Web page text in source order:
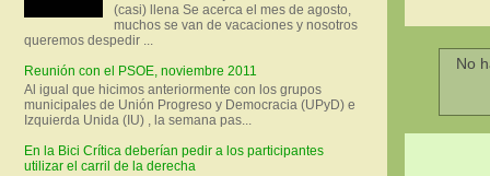
No
(casi) llena Se acerca el mes de agosto,
muchos se van de vacaciones y nosotros
queremos despedir ...
Reunión con el PSOE, noviembre 2011
Al igual que hicimos anteriormente con los grupos
municipales de Unión Progreso y Democracia (UPyD) e
Izquierda Unida (IU) , la semana pas...
En la Bici Crítica deberían pedir a los participantes
utilizar el carril de la derecha